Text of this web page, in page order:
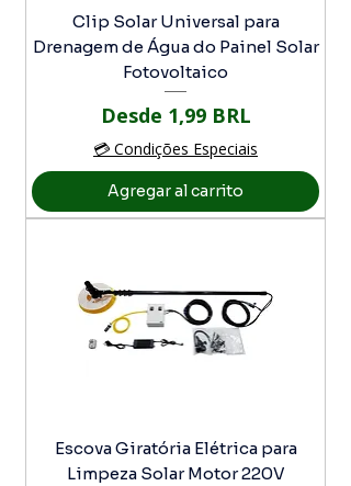
Clip Solar Universal para
Drenagem de Água do Painel Solar
Fotovoltaico
Desde 1,99 BRL
Precio de oferta
💳 Condições Especiais
Agregar al carrito
Escova Giratória Elétrica para
Limpeza Solar Motor 220V